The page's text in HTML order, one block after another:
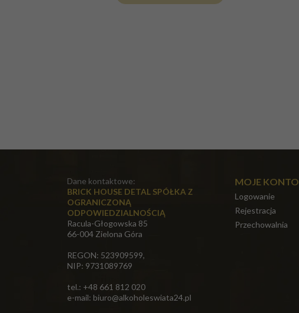
Dane kontaktowe:
BRICK HOUSE DETAL SPÓŁKA Z
OGRANICZONĄ
ODPOWIEDZIALNOŚCIĄ
Racula-Głogowska 85
66-004 Zielona Góra
REGON: 523909599,
NIP: 9731089769
tel.: +48 661 812 020
e-mail: biuro@alkoholeswiata24.pl
MOJE KONTO
Logowanie
Rejestracja
Przechowalnia